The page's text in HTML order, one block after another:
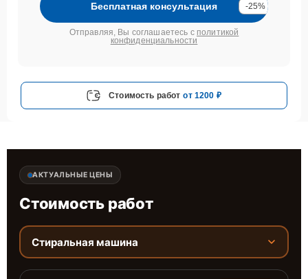
Бесплатная консультация -25%
Отправляя, Вы соглашаетесь с политикой
конфиденциальности
Стоимость работ от 1200 ₽
АКТУАЛЬНЫЕ ЦЕНЫ
Стоимость работ
Стиральная машина